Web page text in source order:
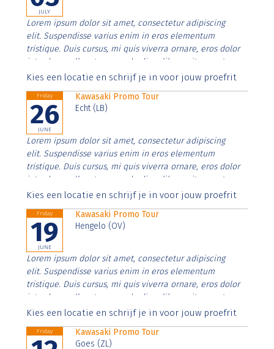
JULY
Lorem ipsum dolor sit amet, consectetur adipiscing
elit. Suspendisse varius enim in eros elementum
tristique. Duis cursus, mi quis viverra ornare, eros dolor
interdum nulla, ut commodo diam libero vitae erat.
Aenean faucibus nibh et justo cursus id rutrum lorem
Kies een locatie en schrijf je in voor jouw proefrit
Friday
26
JUNE
Kawasaki Promo Tour
Echt (LB)
Lorem ipsum dolor sit amet, consectetur adipiscing
elit. Suspendisse varius enim in eros elementum
tristique. Duis cursus, mi quis viverra ornare, eros dolor
interdum nulla, ut commodo diam libero vitae erat.
Aenean faucibus nibh et justo cursus id rutrum lorem
Kies een locatie en schrijf je in voor jouw proefrit
Friday
19
JUNE
Kawasaki Promo Tour
Hengelo (OV)
Lorem ipsum dolor sit amet, consectetur adipiscing
elit. Suspendisse varius enim in eros elementum
tristique. Duis cursus, mi quis viverra ornare, eros dolor
interdum nulla, ut commodo diam libero vitae erat.
Aenean faucibus nibh et justo cursus id rutrum lorem
Kies een locatie en schrijf je in voor jouw proefrit
Friday
Kawasaki Promo Tour
Goes (ZL)